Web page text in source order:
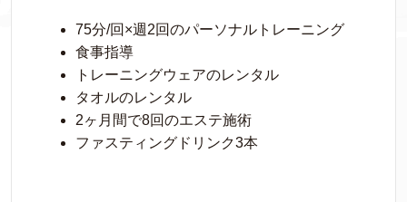
75分/回×週2回のパーソナルトレーニング
食事指導
トレーニングウェアのレンタル
タオルのレンタル
2ヶ月間で8回のエステ施術
ファスティングドリンク3本